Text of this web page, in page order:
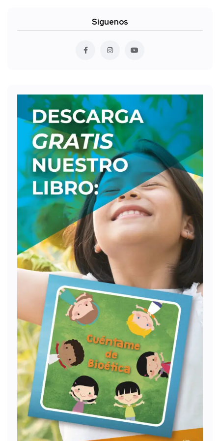
Síguenos